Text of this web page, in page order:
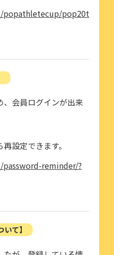
pop20t
、会員ログインが出来
設定できます。
reminder/?
て】